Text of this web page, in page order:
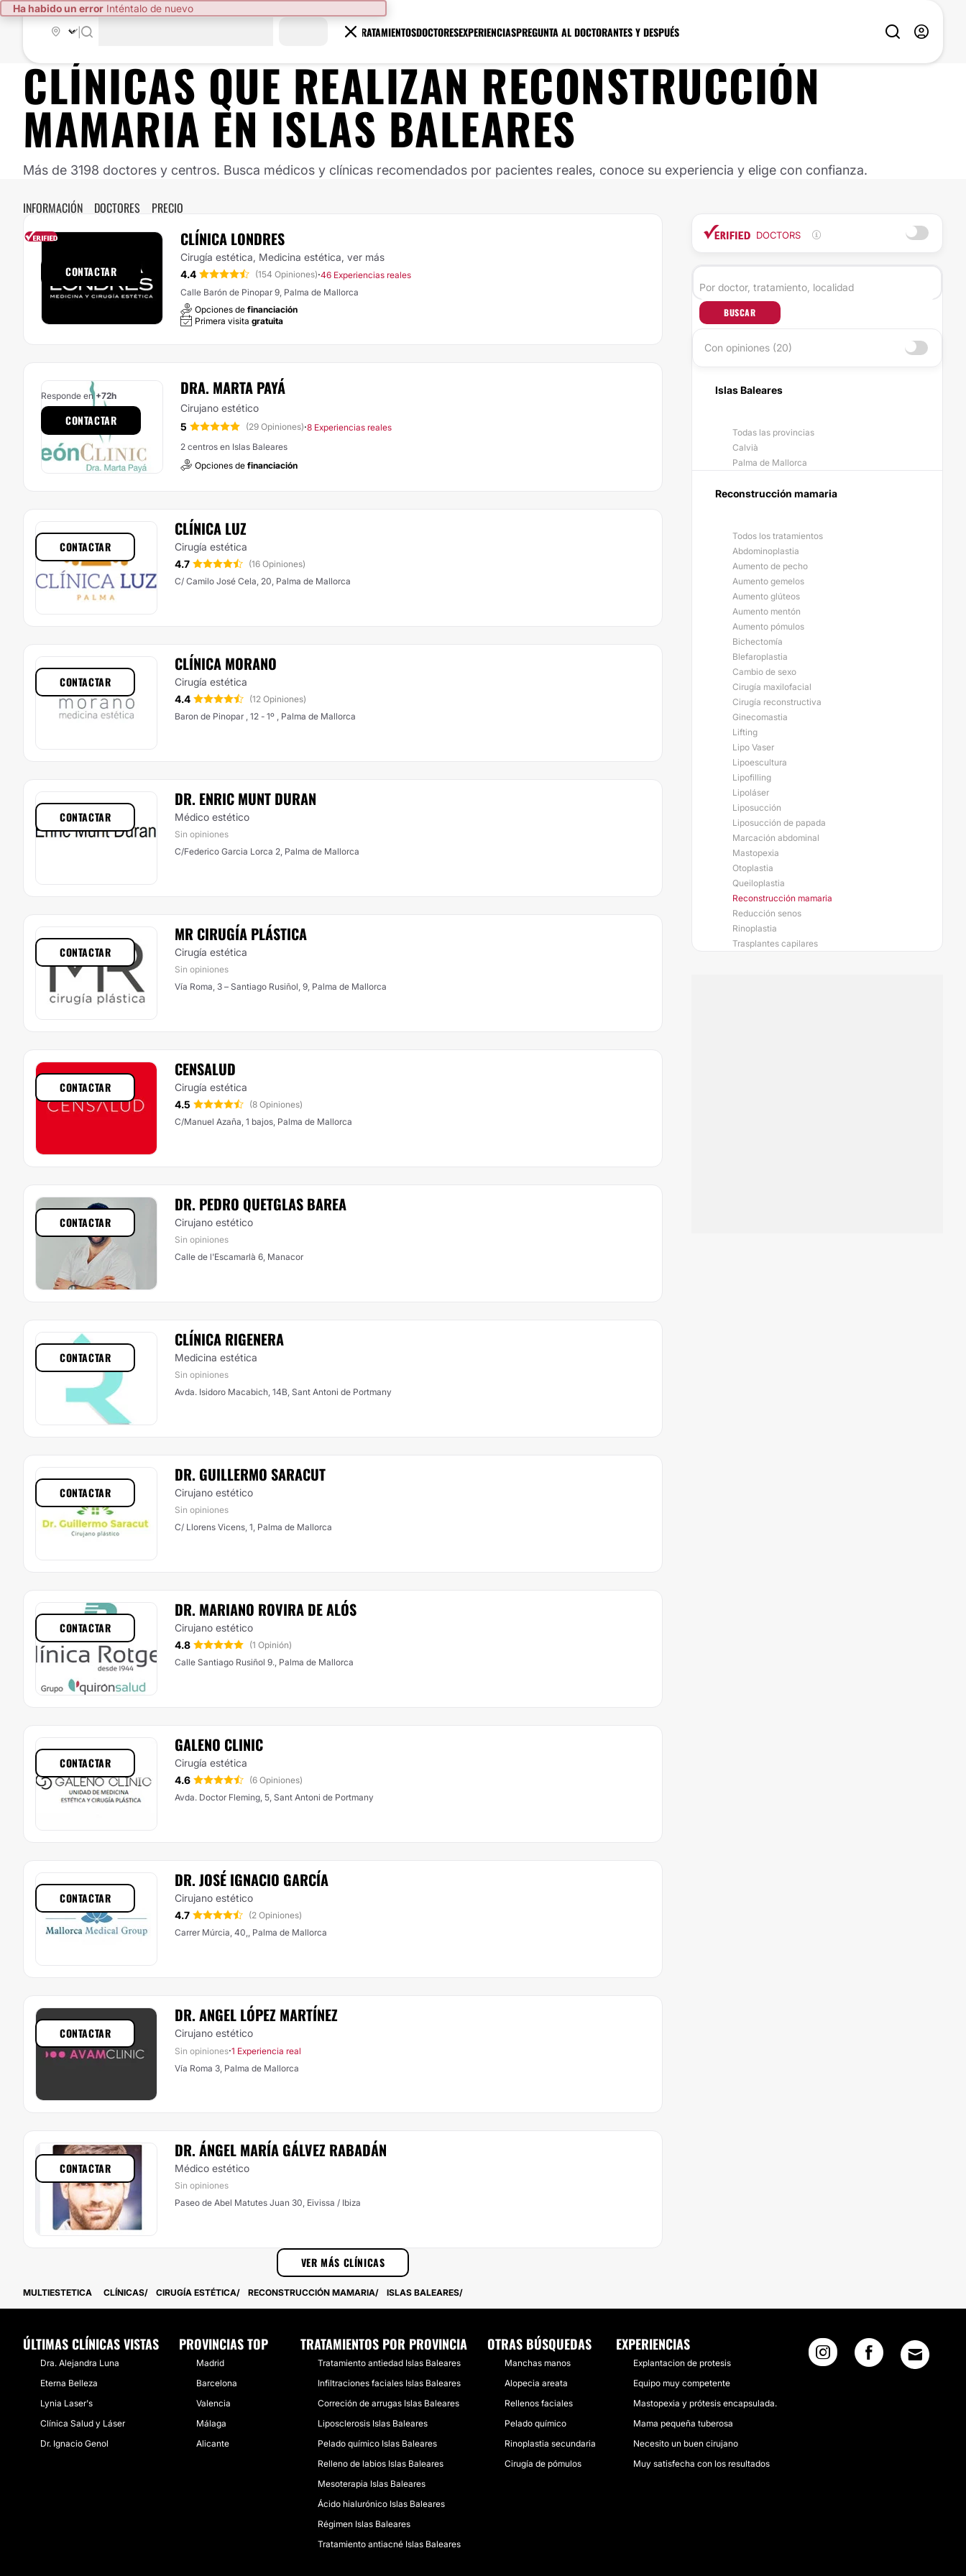
Ha habido un error Inténtalo de nuevo
TRATAMIENTOSDOCTORESEXPERIENCIASPREGUNTA AL DOCTORANTES Y DESPUÉS
CLÍNICAS QUE REALIZAN RECONSTRUCCIÓN
MAMARIA EN ISLAS BALEARES
Más de 3198 doctores y centros. Busca médicos y clínicas recomendados por pacientes reales, conoce su experiencia y elige con confianza.
INFORMACIÓN DOCTORES PRECIO
CLÍNICA LONDRES
Cirugía estética, Medicina estética, ver más
4.4
(154 Opiniones)·46 Experiencias reales
Calle Barón de Pinopar 9, Palma de Mallorca
Opciones de financiación
Primera visita gratuita
CONTACTAR
DRA. MARTA PAYÁ
Cirujano estético
5
(29 Opiniones)·8 Experiencias reales
2 centros en Islas Baleares
Opciones de financiación
Responde en+72h
CONTACTAR
CLÍNICA LUZ
Cirugía estética
4.7
(16 Opiniones)
C/ Camilo José Cela, 20, Palma de Mallorca
CONTACTAR
CLÍNICA MORANO
Cirugía estética
4.4
(12 Opiniones)
Baron de Pinopar , 12 - 1º , Palma de Mallorca
CONTACTAR
DR. ENRIC MUNT DURAN
Médico estético
Sin opiniones
C/Federico Garcia Lorca 2, Palma de Mallorca
CONTACTAR
MR CIRUGÍA PLÁSTICA
Cirugía estética
Sin opiniones
Vía Roma, 3 – Santiago Rusiñol, 9, Palma de Mallorca
CONTACTAR
CENSALUD
Cirugía estética
4.5
(8 Opiniones)
C/Manuel Azaña, 1 bajos, Palma de Mallorca
CONTACTAR
DR. PEDRO QUETGLAS BAREA
Cirujano estético
Sin opiniones
Calle de l'Escamarlà 6, Manacor
CONTACTAR
CLÍNICA RIGENERA
Medicina estética
Sin opiniones
Avda. Isidoro Macabich, 14B, Sant Antoni de Portmany
CONTACTAR
DR. GUILLERMO SARACUT
Cirujano estético
Sin opiniones
C/ Llorens Vicens, 1, Palma de Mallorca
CONTACTAR
DR. MARIANO ROVIRA DE ALÓS
Cirujano estético
4.8
(1 Opinión)
Calle Santiago Rusiñol 9., Palma de Mallorca
CONTACTAR
GALENO CLINIC
Cirugía estética
4.6
(6 Opiniones)
Avda. Doctor Fleming, 5, Sant Antoni de Portmany
CONTACTAR
DR. JOSÉ IGNACIO GARCÍA
Cirujano estético
4.7
(2 Opiniones)
Carrer Múrcia, 40,, Palma de Mallorca
CONTACTAR
DR. ANGEL LÓPEZ MARTÍNEZ
Cirujano estético
Sin opiniones·1 Experiencia real
Vía Roma 3, Palma de Mallorca
CONTACTAR
DR. ÁNGEL MARÍ­A GÁLVEZ RABADÁN
Médico estético
Sin opiniones
Paseo de Abel Matutes Juan 30, Eivissa / Ibiza
CONTACTAR
VER MÁS CLÍNICAS
DOCTORS
BUSCAR
Con opiniones (20)
Islas Baleares
Todas las provincias
Calvià
Palma de Mallorca
Reconstrucción mamaria
Todos los tratamientos
Abdominoplastia
Aumento de pecho
Aumento gemelos
Aumento glúteos
Aumento mentón
Aumento pómulos
Bichectomía
Blefaroplastia
Cambio de sexo
Cirugía maxilofacial
Cirugía reconstructiva
Ginecomastia
Lifting
Lipo Vaser
Lipoescultura
Lipofilling
Lipoláser
Liposucción
Liposucción de papada
Marcación abdominal
Mastopexia
Otoplastia
Queiloplastia
Reconstrucción mamaria
Reducción senos
Rinoplastia
Trasplantes capilares
MULTIESTETICA CLÍNICAS CIRUGÍA ESTÉTICA RECONSTRUCCIÓN MAMARIA ISLAS BALEARES
ÚLTIMAS CLÍNICAS VISTAS
Dra. Alejandra Luna
Eterna Belleza
Lynia Laser's
Clínica Salud y Láser
Dr. Ignacio Genol
PROVINCIAS TOP
Madrid
Barcelona
Valencia
Málaga
Alicante
TRATAMIENTOS POR PROVINCIA
Tratamiento antiedad Islas Baleares
Infiltraciones faciales Islas Baleares
Correción de arrugas Islas Baleares
Liposclerosis Islas Baleares
Pelado químico Islas Baleares
Relleno de labios Islas Baleares
Mesoterapia Islas Baleares
Ácido hialurónico Islas Baleares
Régimen Islas Baleares
Tratamiento antiacné Islas Baleares
OTRAS BÚSQUEDAS
Manchas manos
Alopecia areata
Rellenos faciales
Pelado químico
Rinoplastia secundaria
Cirugía de pómulos
EXPERIENCIAS
Explantacion de protesis
Equipo muy competente
Mastopexia y prótesis encapsulada.
Mama pequeña tuberosa
Necesito un buen cirujano
Muy satisfecha con los resultados